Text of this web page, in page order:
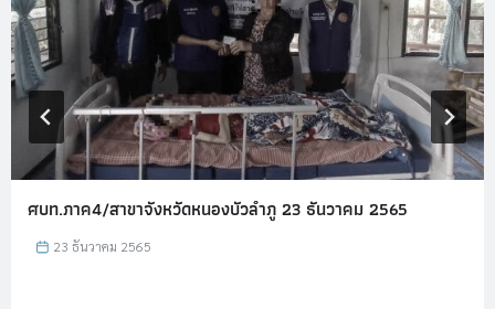
ศบท.ภาค4/สาขาจังหวัดหนองบัวลำภู 23 ธันวาคม 2565
23 ธันวาคม 2565